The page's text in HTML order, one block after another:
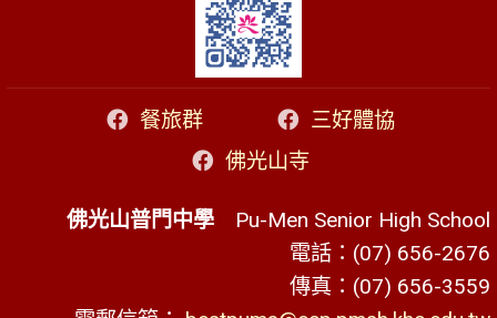
餐旅群
三好體協
佛光山寺
佛光山普門中學 Pu-Men Senior High School
電話：(07) 656-2676
傳真：(07) 656-3559